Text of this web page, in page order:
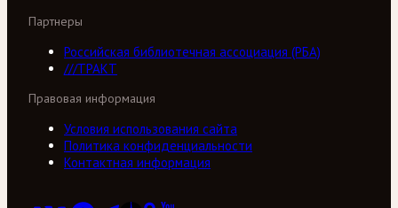
Партнеры
Российская библиотечная ассоциация (РБА)
///ТРАКТ
Правовая информация
Условия использования сайта
Политика конфиденциальности
Контактная информация